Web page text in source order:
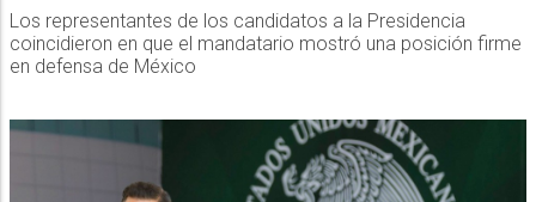
Los representantes de los candidatos a la Presidencia
coincidieron en que el mandatario mostró una posición firme
en defensa de México